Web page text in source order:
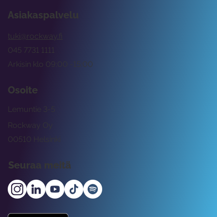
Asiakaspalvelu
tuki@rockway.fi
Arkisin klo 09:00 -15:00
045 7731 1111
Osoite
Rockway Oy
Lemuntie 3-5
00510 Helsinki
Seuraa meitä